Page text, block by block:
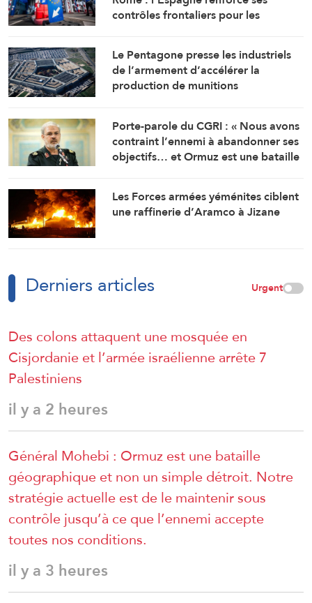
contrôles frontaliers pour les
Le Pentagone presse les industriels
de l’armement d’accélérer la
production de munitions
Porte-parole du CGRI : « Nous avons
contraint l’ennemi à abandonner ses
objectifs… et Ormuz est une bataille
Les Forces armées yéménites ciblent
une raffinerie d’Aramco à Jizane
Derniers articles Urgent
Des colons attaquent une mosquée en
Cisjordanie et l’armée israélienne arrête 7
Palestiniens
il y a 2 heures
Général Mohebi : Ormuz est une bataille
géographique et non un simple détroit. Notre
stratégie actuelle est de le maintenir sous
contrôle jusqu’à ce que l’ennemi accepte
toutes nos conditions.
il y a 3 heures